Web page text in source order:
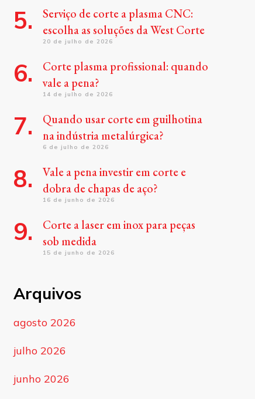
Serviço de corte a plasma CNC:
escolha as soluções da West Corte
20 de julho de 2026
Corte plasma profissional: quando
vale a pena?
14 de julho de 2026
Quando usar corte em guilhotina
na indústria metalúrgica?
6 de julho de 2026
Vale a pena investir em corte e
dobra de chapas de aço?
16 de junho de 2026
Corte a laser em inox para peças
sob medida
15 de junho de 2026
Arquivos
agosto 2026
julho 2026
junho 2026